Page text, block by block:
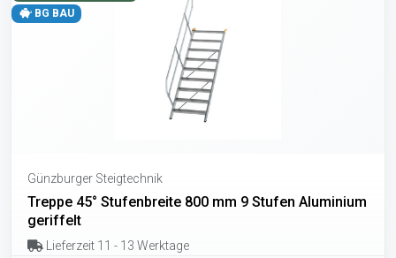
BG BAU
Günzburger Steigtechnik
Treppe 45° Stufenbreite 800 mm 9 Stufen Aluminium
geriffelt
Lieferzeit 11 - 13 Werktage